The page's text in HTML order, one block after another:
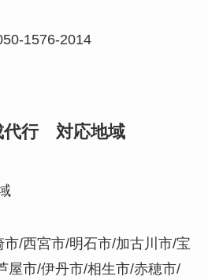
2014
代行 対応地域
市/西宮市/明石市/加古川市/宝
屋市/伊丹市/相生市/赤穂市/